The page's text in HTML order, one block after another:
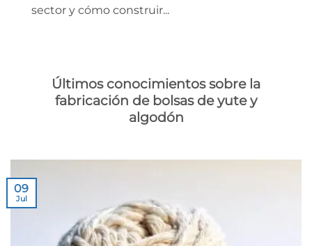
sector y cómo construir...
Últimos conocimientos sobre la
fabricación de bolsas de yute y
algodón
09
Jul